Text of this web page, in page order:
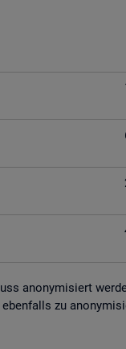
an­ony­mi­siert
zu